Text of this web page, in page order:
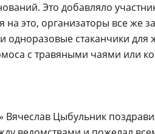
Это добавляло
это, организаторы все же
одноразовые стаканчики
с травяными чаями или
Цыбульник